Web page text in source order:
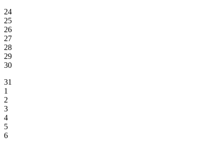
24
25
26
27
28
29
30
31
1
2
3
4
5
6